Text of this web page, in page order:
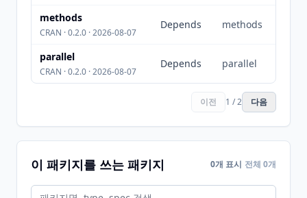
methods
CRAN · 0.2.0 · 2026-08-07
Depends methods
parallel
CRAN · 0.2.0 · 2026-08-07
Depends parallel
이전 1 / 2 다음
이 패키지를 쓰는 패키지 0개 표시 전체 0개